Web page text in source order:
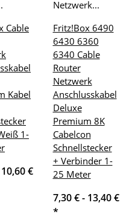
Cable
Kabel
1-
10,60 €
Fritz!Box 6490
6430 6360
6340 Cable
Router
Netzwerk
Anschlusskabel
Deluxe
Premium 8K
Cabelcon
Schnellstecker
+ Verbinder 1-
25 Meter
7,30 € - 13,40 €
*